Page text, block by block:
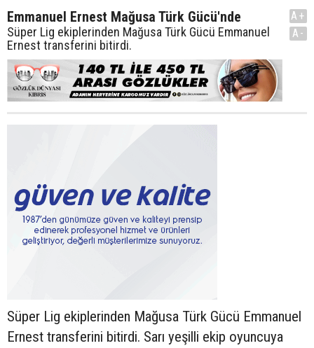
Emmanuel Ernest Mağusa Türk Gücü'nde
Süper Lig ekiplerinden Mağusa Türk Gücü Emmanuel
Ernest transferini bitirdi.
A+
A-
Süper Lig ekiplerinden Mağusa Türk Gücü Emmanuel
Ernest transferini bitirdi. Sarı yeşilli ekip oyuncuya